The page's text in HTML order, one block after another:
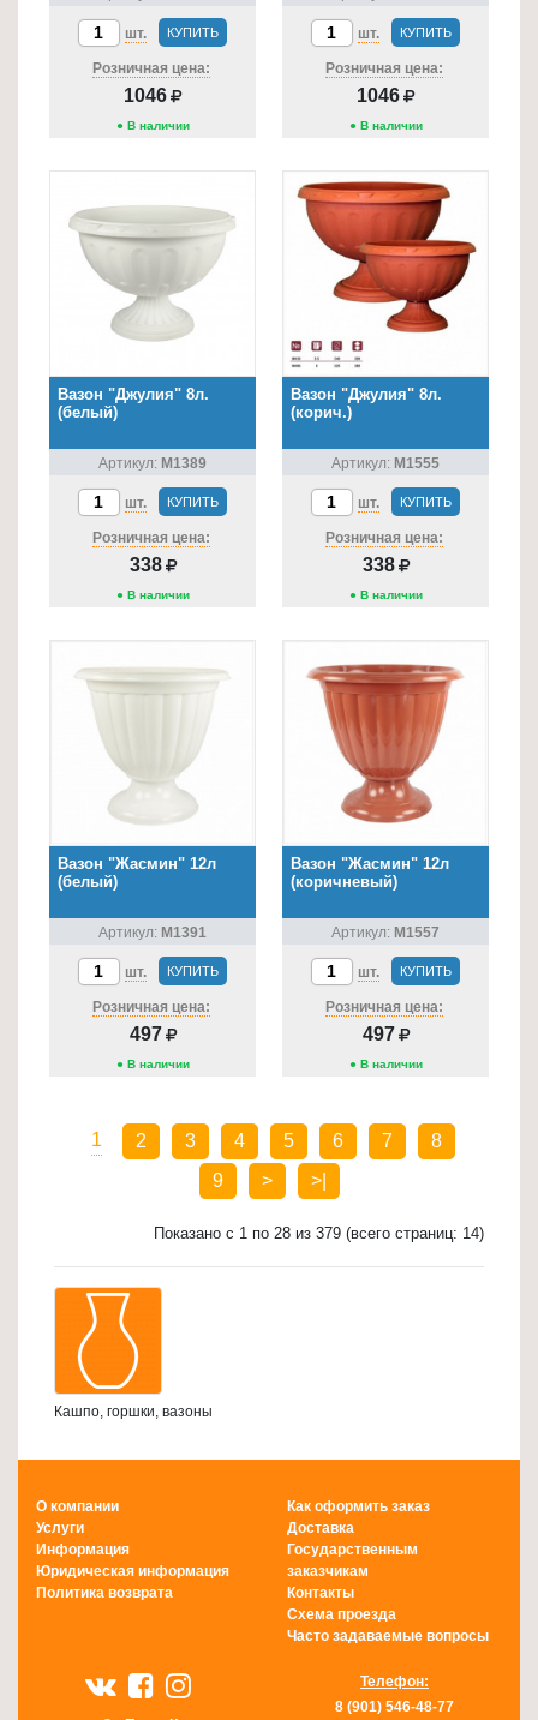
шт. КУПИТЬ
Розничная цена:
1046
● В наличии
шт. КУПИТЬ
Розничная цена:
1046
● В наличии
Вазон "Джулия" 8л.
(белый)
Артикул: М1389
шт. КУПИТЬ
Розничная цена:
338
● В наличии
Вазон "Джулия" 8л.
(корич.)
Артикул: М1555
шт. КУПИТЬ
Розничная цена:
338
● В наличии
Вазон "Жасмин" 12л
(белый)
Артикул: М1391
шт. КУПИТЬ
Розничная цена:
497
● В наличии
Вазон "Жасмин" 12л
(коричневый)
Артикул: М1557
шт. КУПИТЬ
Розничная цена:
497
● В наличии
1 2 3 4 5 6 7
8
9
> >|
Показано с 1 по 28 из 379 (всего страниц: 14)
Кашпо, горшки, вазоны
О компании
Услуги
Информация
Юридическая информация
Политика возврата
Как оформить заказ
Доставка
Государственным
заказчикам
Контакты
Схема проезда
Часто задаваемые вопросы
Телефон:
8 (901) 546-48-77